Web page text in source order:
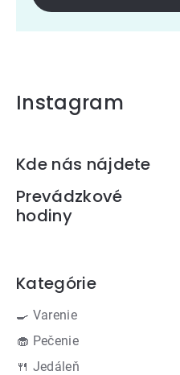
Instagram
Zápätie
Kde nás nájdete
Prevádzkové
hodiny
Kategórie
🍳 Varenie
🧁 Pečenie
🍴 Jedáleň